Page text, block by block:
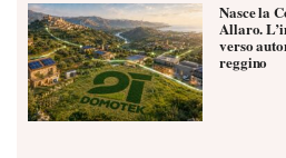
Nasce la
Allaro.
verso
reggino